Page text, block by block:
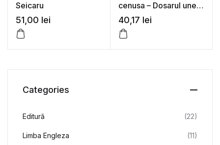
Seicaru
51,00 lei
cenusa – Dosarul unei
tari satelit – Pamfil
Seicaru
40,17 lei
Categories
Editură (22)
Limba Engleza (11)